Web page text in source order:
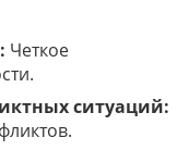
Четкое
ситуаций: